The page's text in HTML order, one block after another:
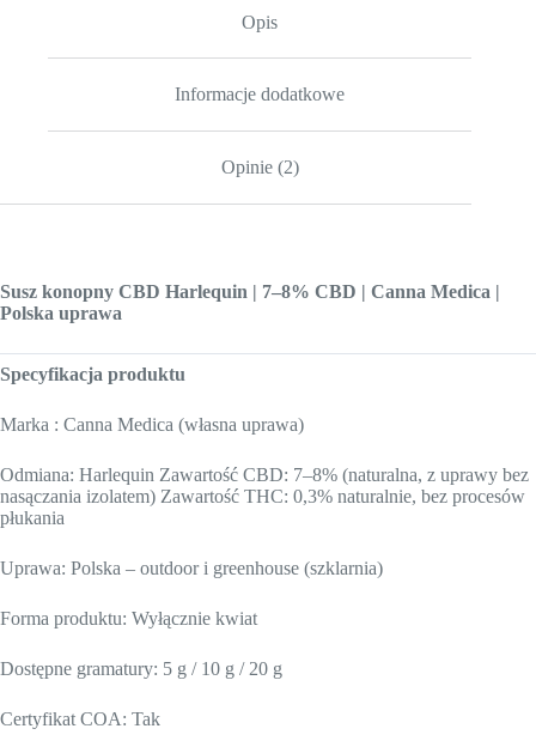
Opis
Informacje dodatkowe
Opinie (2)
Susz konopny CBD Harlequin | 7–8% CBD | Canna Medica |
Polska uprawa
Specyfikacja produktu
Marka : Canna Medica (własna uprawa)
Odmiana: Harlequin Zawartość CBD: 7–8% (naturalna, z uprawy bez
nasączania izolatem) Zawartość THC: 0,3% naturalnie, bez procesów
płukania
Uprawa: Polska – outdoor i greenhouse (szklarnia)
Forma produktu: Wyłącznie kwiat
Dostępne gramatury: 5 g / 10 g / 20 g
Certyfikat COA: Tak